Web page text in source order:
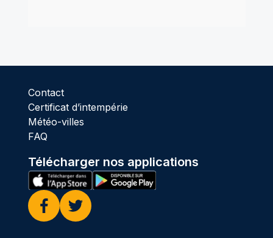
Contact
Certificat d’intempérie
Météo-villes
FAQ
Télécharger nos applications
Facebook
Twitter